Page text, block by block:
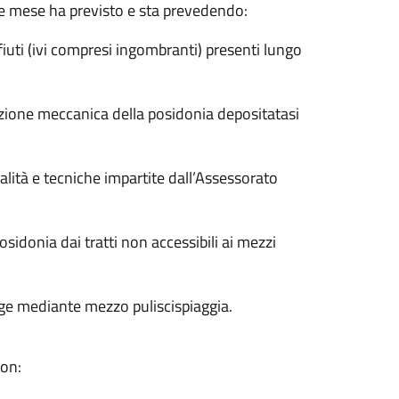
mese ha previsto e sta prevedendo:
(ivi compresi ingombranti) presenti lungo
meccanica della posidonia depositatasi
e tecniche impartite dall’Assessorato
dai tratti non accessibili ai mezzi
mediante mezzo puliscispiaggia.